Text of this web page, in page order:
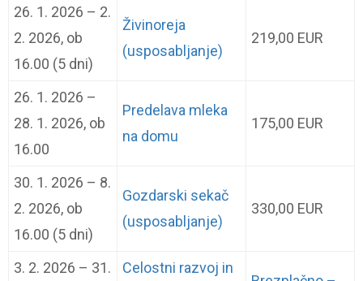
26. 1. 2026 – 2.
2. 2026, ob
16.00 (5 dni)
Živinoreja
(usposabljanje)
219,00 EUR
26. 1. 2026 –
28. 1. 2026, ob
16.00
Predelava mleka
na domu
175,00 EUR
30. 1. 2026 – 8.
2. 2026, ob
16.00 (5 dni)
Gozdarski sekač
(usposabljanje)
330,00 EUR
3. 2. 2026 – 31.
Celostni razvoj in